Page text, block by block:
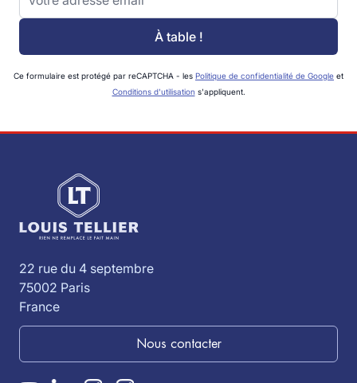
À table !
Ce formulaire est protégé par reCAPTCHA - les Politique de confidentialité de Google et
Conditions d'utilisation s'appliquent.
22 rue du 4 septembre
75002 Paris
France
Nous contacter